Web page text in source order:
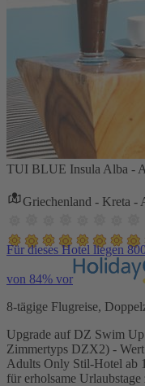
TUI BLUE Insula Alba -
Griechenland - Kreta -
Für dieses Hotel liegen
von 84% vor
8-tägige Flugreise,
Upgrade auf DZ Swim
Zimmertyps DZX2) -
Adults Only Stil-Hotel ab
für erholsame